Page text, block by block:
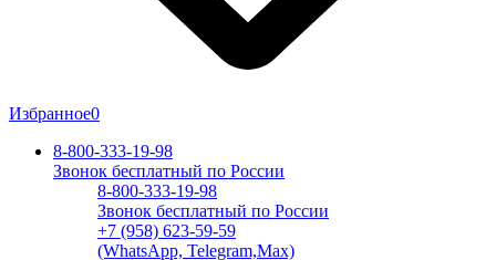
Избранное0
8-800-333-19-98
Звонок бесплатный по России
8-800-333-19-98
Звонок бесплатный по России
+7 (958) 623-59-59
(WhatsApp, Telegram,Max)